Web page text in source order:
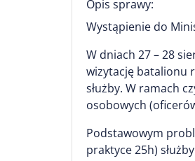
Opis sprawy:
Wystąpienie do
W dniach 27 – 28
wizytację batalionu
służby. W ramach
osobowych
Podstawowym
praktyce 25h)